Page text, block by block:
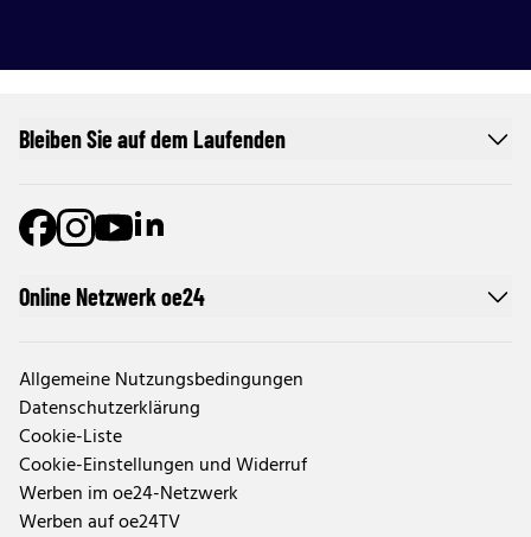
Online Netzwerk oe24
Allgemeine Nutzungsbedingungen
Datenschutzerklärung
Cookie-Liste
Cookie-Einstellungen und Widerruf
Werben im oe24-Netzwerk
Werben auf oe24TV
Bleiben Sie auf dem Laufenden